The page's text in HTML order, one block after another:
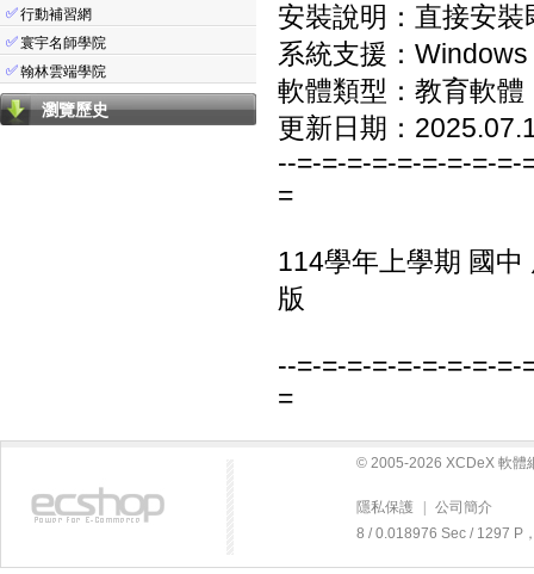
✅行動補習網
✅寰宇名師學院
✅翰林雲端學院
瀏覽歷史
安裝說明：直接安裝
系統支援：
軟體類型：教育軟體
更新日期：
--=-=-=-=-=-=-=-=-=-
=
114學年上學期 國
版
--=-=-=-=-=-=-=-=-=-
=
© 2005-2026 XCDeX 軟體
隱私保護
公司簡介
8 / 0.018976 Sec / 1297 P